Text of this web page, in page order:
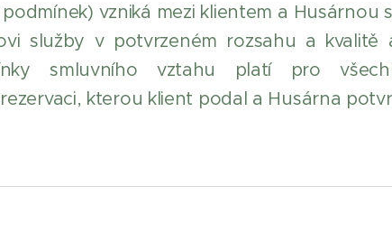
vzniká mezi klientem a Husárnou
služby v potvrzeném rozsahu a
smluvního vztahu platí pro
kterou klient podal a Husárna